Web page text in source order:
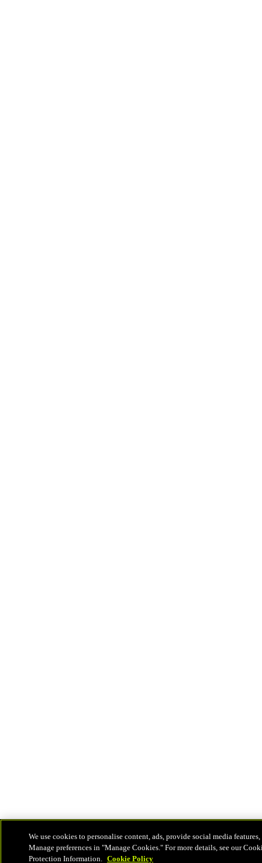
We use cookies to personalise content, ads, provide social media
Manage preferences in "Manage Cookies." For more details, see our
Protection Information. Cookie Policy